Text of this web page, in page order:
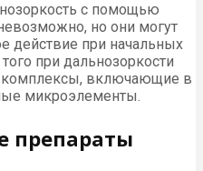
с помощью
но они могут
действие при начальных
при дальнозоркости
включающие в
микроэлементы.
препараты